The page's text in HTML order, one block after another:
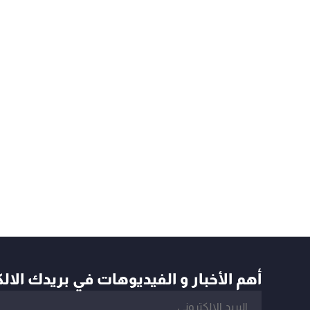
أهم الأخبار و الفيديوهات في بريدك